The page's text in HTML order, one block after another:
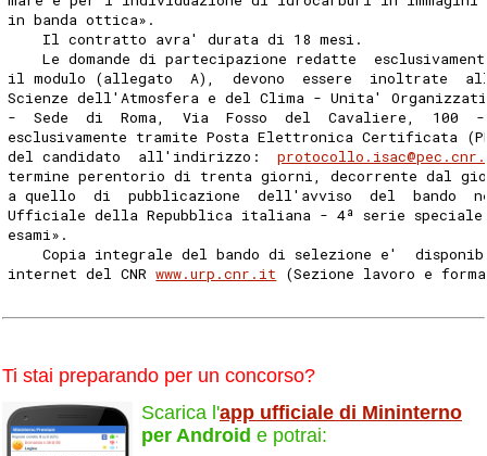
in banda ottica».
    Il contratto avra' durata di 18 mesi.
Le domande di partecipazione redatte
il modulo (allegato  A),  devono  essere  inoltrate
Scienze dell'Atmosfera e del Clima - Unita'
-  Sede  di  Roma,  Via  Fosso  del  Cavaliere,  100  -
esclusivamente tramite Posta Elettronica Certificata
del candidato  all'indirizzo:
termine perentorio di trenta giorni, decorrente dal
a quello  di  pubblicazione  dell'avviso  del  bando
Ufficiale della Repubblica italiana - 4ª serie speciale
esami».
Copia integrale del bando di selezione e'
internet del CNR www.urp.cnr.it (Sezione lavoro e
Ti stai preparando per un concorso?
Scarica l'app ufficiale di Mininterno
per Android e potrai: